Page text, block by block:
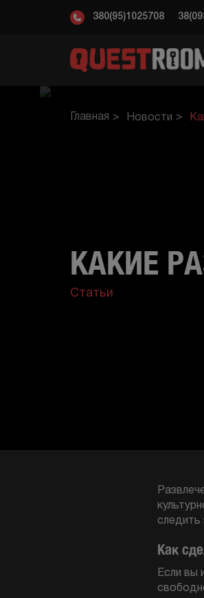
380(95)1025708
Главная Новости
КАКИЕ
Статьи
следить
Как
Если вы